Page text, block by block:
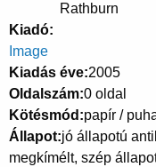
Rathburn
Kiadó
Image
Kiadás éve 2005
Oldalszám 0 oldal
Kötésmód papír /
Állapot jó állapotú
megkímélt, szép